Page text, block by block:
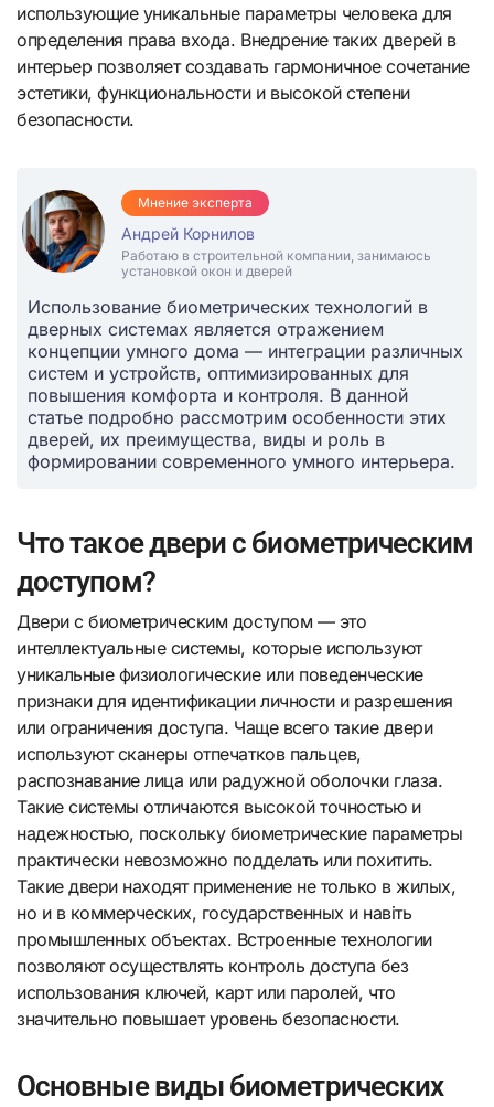
использующие уникальные параметры человека для
определения права входа. Внедрение таких дверей в
интерьер позволяет создавать гармоничное сочетание
эстетики, функциональности и высокой степени
безопасности.
Мнение эксперта
Андрей Корнилов
Работаю в строительной компании, занимаюсь
установкой окон и дверей
Использование биометрических технологий в
дверных системах является отражением
концепции умного дома — интеграции различных
систем и устройств, оптимизированных для
повышения комфорта и контроля. В данной
статье подробно рассмотрим особенности этих
дверей, их преимущества, виды и роль в
формировании современного умного интерьера.
Что такое двери с биометрическим
доступом?
Двери с биометрическим доступом — это
интеллектуальные системы, которые используют
уникальные физиологические или поведенческие
признаки для идентификации личности и разрешения
или ограничения доступа. Чаще всего такие двери
используют сканеры отпечатков пальцев,
распознавание лица или радужной оболочки глаза.
Такие системы отличаются высокой точностью и
надежностью, поскольку биометрические параметры
практически невозможно подделать или похитить.
Такие двери находят применение не только в жилых,
но и в коммерческих, государственных и навіть
промышленных объектах. Встроенные технологии
позволяют осуществлять контроль доступа без
использования ключей, карт или паролей, что
значительно повышает уровень безопасности.
Основные виды биометрических